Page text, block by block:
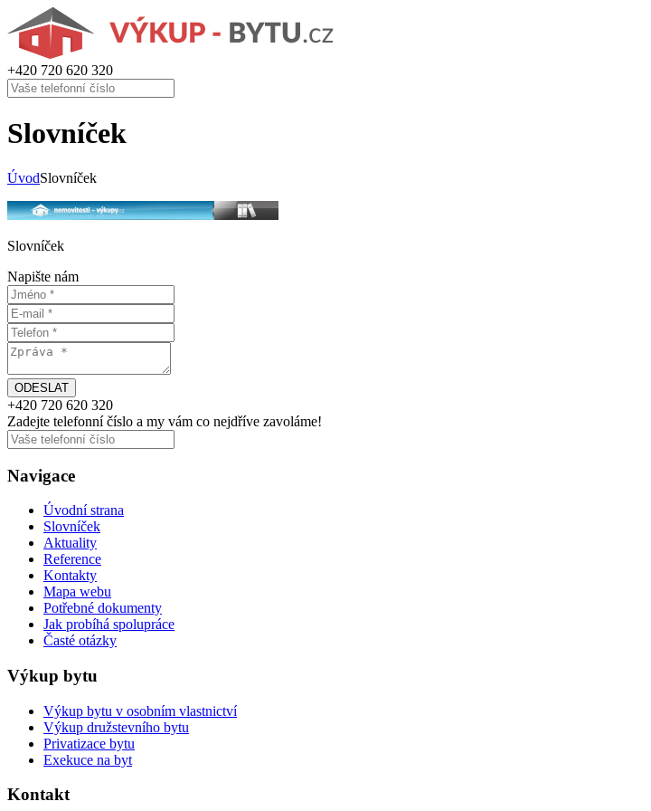
+420 720 620 320
Slovníček
ÚvodSlovníček
Slovníček
Napište nám
+420 720 620 320
Zadejte telefonní číslo a my vám co nejdříve zavoláme!
Navigace
Úvodní strana
Slovníček
Aktuality
Reference
Kontakty
Mapa webu
Potřebné dokumenty
Jak probíhá spolupráce
Časté otázky
Výkup bytu
Výkup bytu v osobním vlastnictví
Výkup družstevního bytu
Privatizace bytu
Exekuce na byt
Kontakt